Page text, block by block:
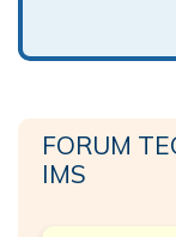
FORUM
IMS